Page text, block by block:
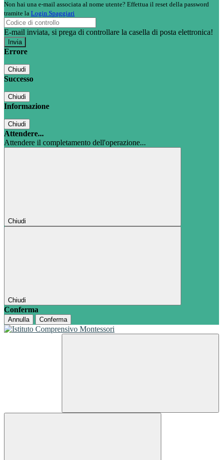
Non hai una e-mail associata al nome utente? Effettua il reset della password
tramite la Login Spaggiari
E-mail inviata, si prega di controllare la casella di posta elettronica!
Errore
Chiudi
Successo
Chiudi
Informazione
Chiudi
Attendere...
Attendere il completamento dell'operazione...
Chiudi
Chiudi
Conferma
Annulla Conferma